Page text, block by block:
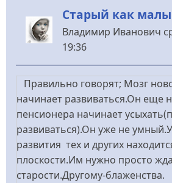
Старый как
Владимир Иванович
19:36
Правильно говорят; Мозг
начинает развиваться.Он еще
пенсионера начинает
развиваться).Он уже не
развития тех и других
плоскости.Им нужно просто
старости.Другому-блаженства.